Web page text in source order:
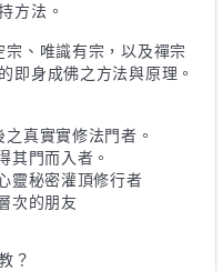
方法。
、唯識有宗，以及禪宗
即身成佛之方法與原理。
真實實修法門者。
？